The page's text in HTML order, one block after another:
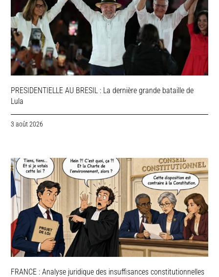
PRESIDENTIELLE AU BRESIL : La dernière grande bataille de
Lula
3 août 2026
FRANCE : Analyse juridique des insuffisances constitutionnelles